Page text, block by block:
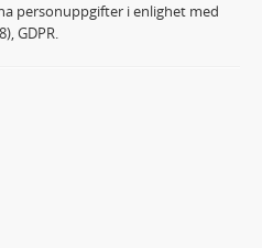
personuppgifter i enlighet med
GDPR.